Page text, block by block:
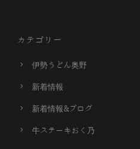
カテゴリー
伊勢うどん奥野
新着情報
新着情報&ブログ
牛ステーキおく乃